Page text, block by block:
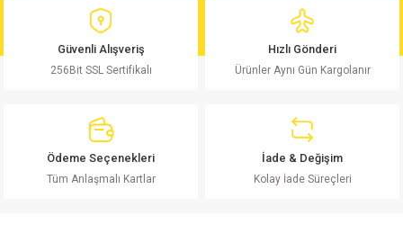
Ürün fiyatı diğer sitelerden daha pahalı.
Bu ürüne benzer farklı alternatifler olmalı.
Güvenli Alışveriş
256Bit SSL Sertifikalı
Hızlı Gönderi
Ürünler Aynı Gün Kargolanır
Ödeme Seçenekleri
Tüm Anlaşmalı Kartlar
İade & Değişim
Kolay İade Süreçleri